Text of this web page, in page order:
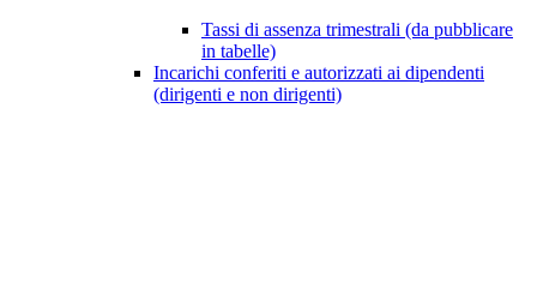
Tassi di assenza trimestrali (da pubblicare
in tabelle)
Incarichi conferiti e autorizzati ai dipendenti
(dirigenti e non dirigenti)